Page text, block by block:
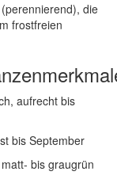
die
frostfreien
aufrecht bis
bis September
bis graugrün